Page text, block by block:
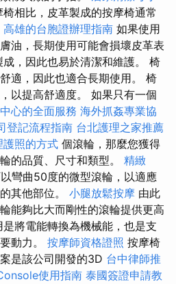
相比，皮革製成的按摩椅通常
高雄的台胞證辦理指南 如果使用
油，長期使用可能會損壞皮革表
，因此也易於清潔和維護。 椅
適，因此也適合長期使用。 椅
以提高舒適度。 如果只有一個
心的全面服務 海外抓姦專業協
登記流程指南 台北護理之家推薦
護照的方式 個滾輪，那麼您獲得
的品質、尺寸和類型。 精緻
彎曲50度的微型滾輪，以適應
其他部位。 小腿放鬆按摩 由此
能夠比大而剛性的滾輪提供更高
將電能轉換為機械能，也是支
動力。 按摩師資格證照 按摩椅
是該公司開發的3D 台中律師推
使用指南 泰國簽證申請教